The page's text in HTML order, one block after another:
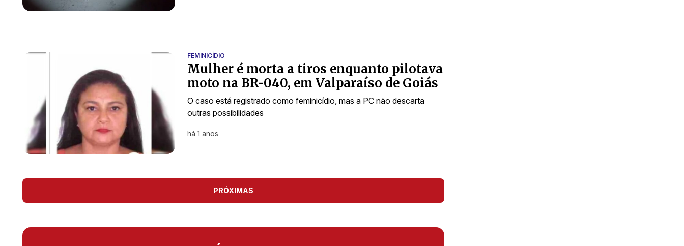
FEMINICÍDIO
Mulher é morta a tiros enquanto pilotava
moto na BR-040, em Valparaíso de Goiás
O caso está registrado como feminicídio, mas a PC não descarta
outras possibilidades
há 1 anos
PRÓXIMAS